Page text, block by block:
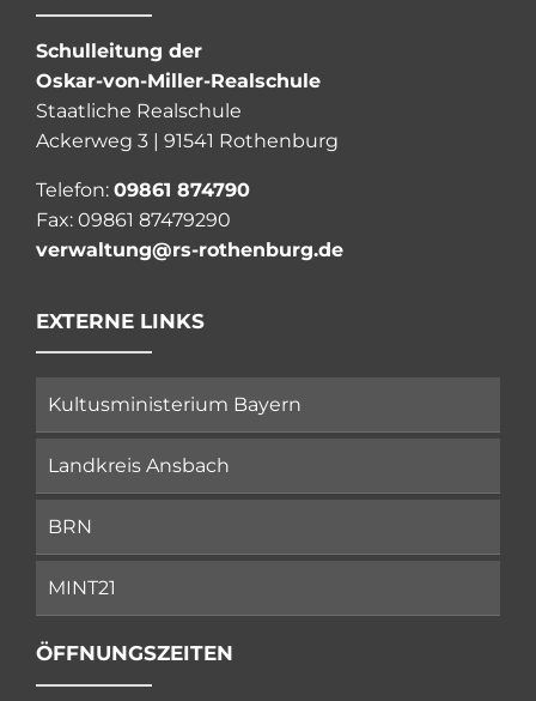
Schulleitung der
Oskar-von-Miller-Realschule
Staatliche Realschule
Ackerweg 3 | 91541 Rothenburg
Telefon: 09861 874790
Fax: 09861 87479290
verwaltung@rs-rothenburg.de
EXTERNE LINKS
Kultusministerium Bayern
Landkreis Ansbach
BRN
MINT21
ÖFFNUNGSZEITEN